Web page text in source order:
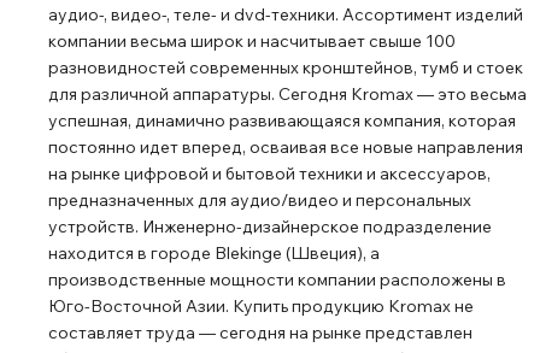
аудио-, видео-, теле- и dvd-техники. Ассортимент изделий
компании весьма широк и насчитывает свыше 100
разновидностей современных кронштейнов, тумб и стоек
для различной аппаратуры. Сегодня Kromax ― это весьма
успешная, динамично развивающаяся компания, которая
постоянно идет вперед, осваивая все новые направления
на рынке цифровой и бытовой техники и аксессуаров,
предназначенных для аудио/видео и персональных
устройств. Инженерно-дизайнерское подразделение
находится в городе Blekinge (Швеция), а
производственные мощности компании расположены в
Юго-Восточной Азии. Купить продукцию Kromax не
составляет труда ― сегодня на рынке представлен